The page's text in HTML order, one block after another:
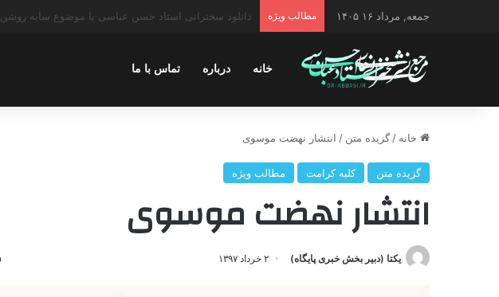
جمعه, مرداد ۱۶ ۱۴۰۵ مطالب ویژه دانلود سخنرانی استاد حسن عباسی با موضوع چهار انتخاب ۱۴۰۰
خانه درباره تماس با ما
خانه / گزیده متن / انتشار نهضت موسوی
گزیده متن کلبه کرامت مطالب ویژه
انتشار نهضت موسوی
یکتا (دبیر بخش خبری پایگاه) ۲ خرداد ۱۳۹۷